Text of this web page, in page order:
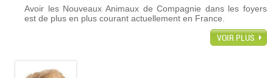
Avoir les Nouveaux Animaux de Compagnie dans les foyers
est de plus en plus courant actuellement en France.
VOIR PLUS